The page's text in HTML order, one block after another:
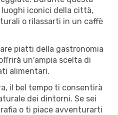
iconici della città,
o rilassarti in un caffè
piatti della gastronomia
un'ampia scelta di
alimentari.
il bel tempo ti consentirà
dei dintorni. Se sei
o ti piace avventurarti